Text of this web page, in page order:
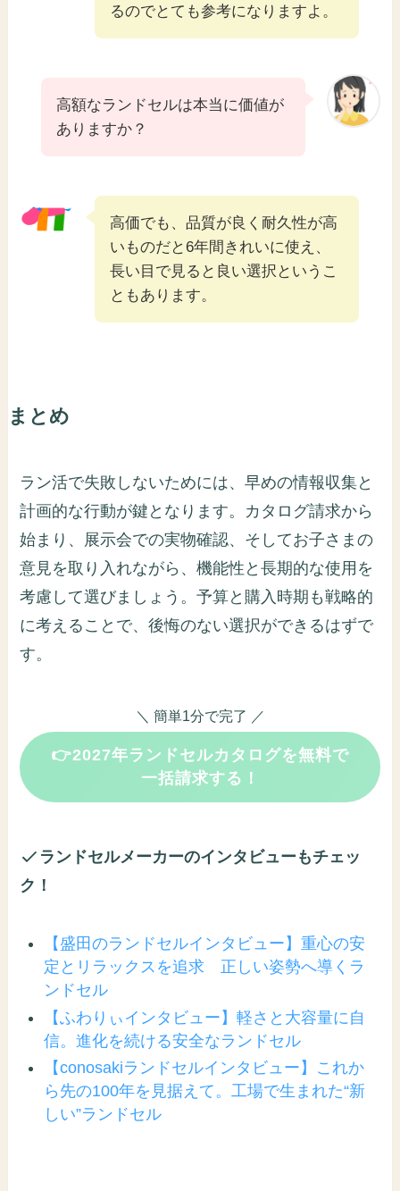
るのでとても参考になりますよ。
高額なランドセルは本当に価値が
ありますか？
高価でも、品質が良く耐久性が高
いものだと6年間きれいに使え、
長い目で見ると良い選択というこ
ともあります。
まとめ
ラン活で失敗しないためには、早めの情報収集と
計画的な行動が鍵となります。カタログ請求から
始まり、展示会での実物確認、そしてお子さまの
意見を取り入れながら、機能性と長期的な使用を
考慮して選びましょう。予算と購入時期も戦略的
に考えることで、後悔のない選択ができるはずで
す。
＼ 簡単1分で完了 ／
👉2027年ランドセルカタログを無料で
一括請求する！
ランドセルメーカーのインタビューもチェッ
ク！
【盛田のランドセルインタビュー】重心の安
定とリラックスを追求 正しい姿勢へ導くラ
ンドセル
【ふわりぃインタビュー】軽さと大容量に自
信。進化を続ける安全なランドセル
【conosakiランドセルインタビュー】これか
ら先の100年を見据えて。工場で生まれた“新
しい”ランドセル